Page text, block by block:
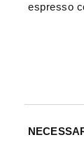
espresso